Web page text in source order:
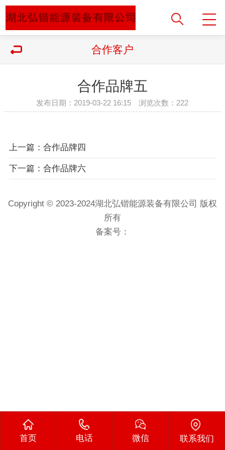
合作客户
合作品牌五
发布日期：2019-03-22 16:15 浏览次数： 222
上一篇：合作品牌四
下一篇：合作品牌六
Copyright © 2023-2024湖北弘锴能源装备有限公司 版权
所有
备案号：
首页 电话 微信 联系我们